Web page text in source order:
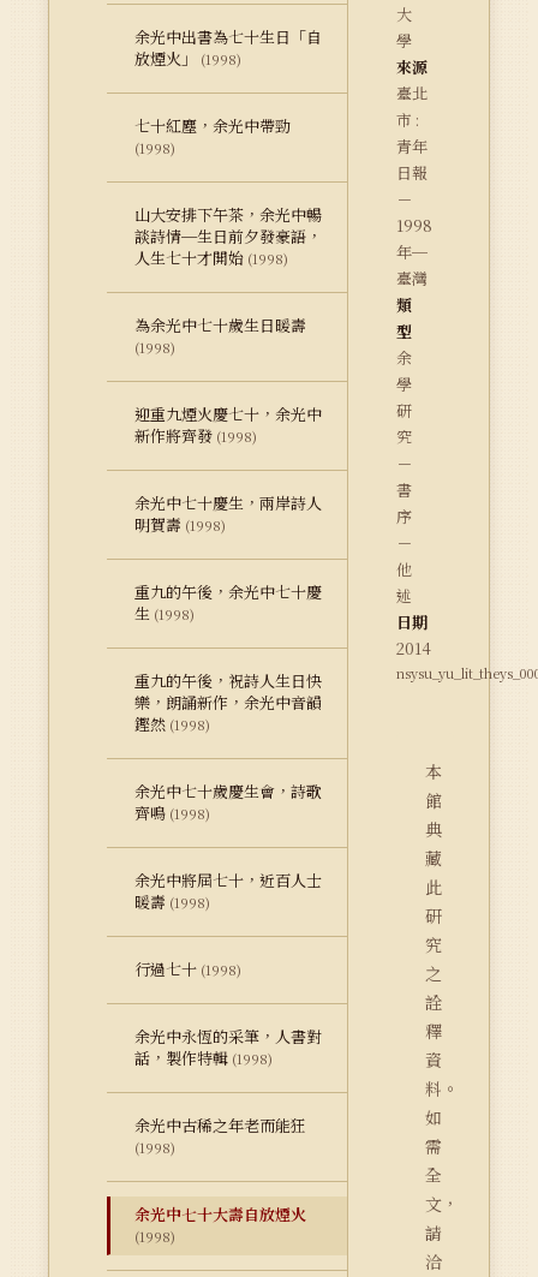
余光中出書為七十生日「自
放煙火」
(1998)
七十紅塵，余光中帶勁
(1998)
山大安排下午茶，余光中暢
談詩情─生日前夕發豪語，
人生七十才開始 (1998)
為余光中七十歲生日暖壽
(1998)
迎重九煙火慶七十，余光中
新作將齊發 (1998)
余光中七十慶生，兩岸詩人
明賀壽 (1998)
重九的午後，余光中七十慶
生 (1998)
重九的午後，祝詩人生日快
樂，朗誦新作，余光中音韻
鏗然 (1998)
余光中七十歲慶生會，詩歌
齊鳴 (1998)
余光中將屆七十，近百人士
暖壽 (1998)
行過七十 (1998)
余光中永恆的采筆，人書對
話，製作特輯 (1998)
余光中古稀之年老而能狂
(1998)
余光中七十大壽自放煙火
(1998)
大
學
來源
臺北
市 :
青年
日報
－
1998
年─
臺灣
類
型
余
學
研
究
－
書
序
－
他
述
日期
2014
本
館
典
藏
此
研
究
之
詮
釋
資
料。
如
需
全
文，
請
洽